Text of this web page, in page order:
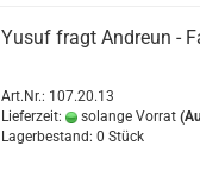
Yusuf fragt Andreun -
Art.Nr.: 107.20.13
Lieferzeit:
solange Vorrat
Lagerbestand: 0 Stück